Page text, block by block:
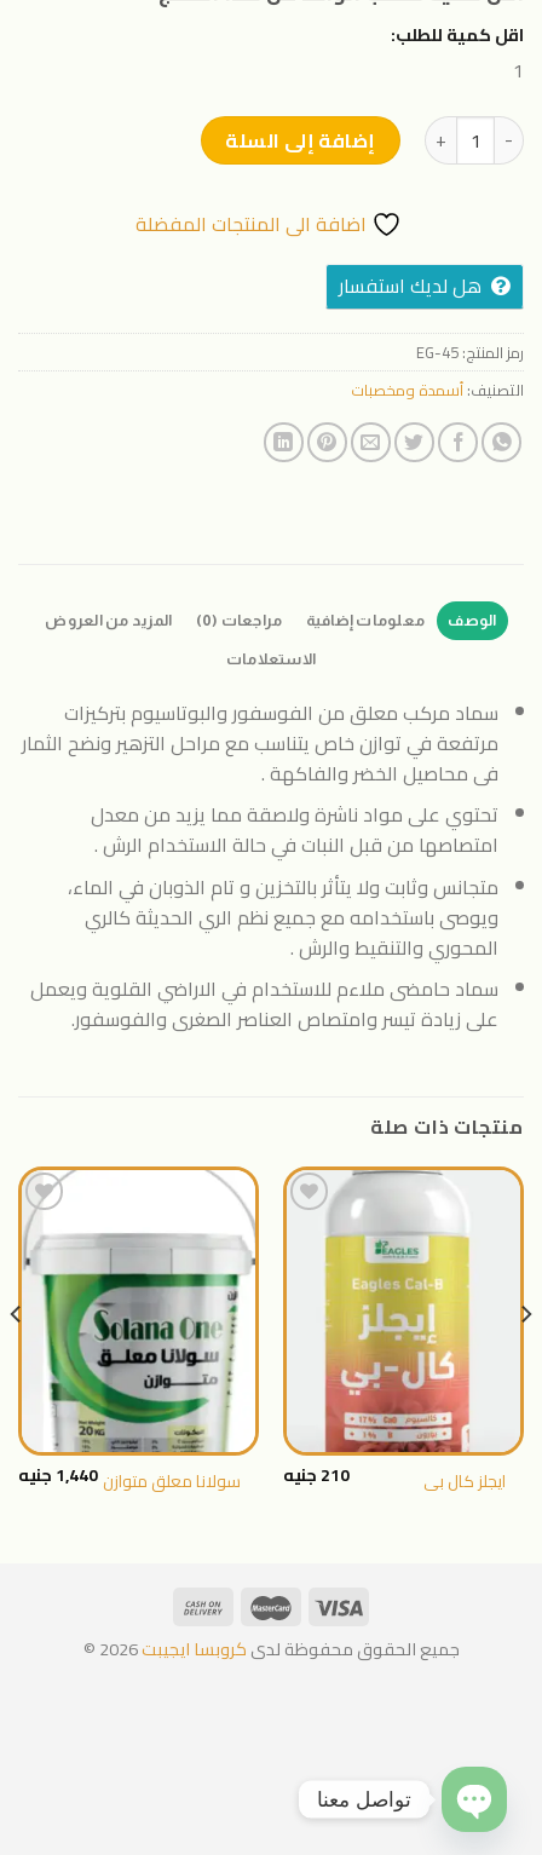
اقل كمية للطلب:
1
كمية سولانا معلق بكإضافة إلى السلة
اضافة الى المنتجات المفضلة
هل لديك استفسار
رمز المنتج:EG-45
التصنيف:أسمدة ومخصبات
الوصف معلومات إضافية مراجعات (0) المزيد من العروض
الاستعلامات
سماد مركب معلق من الفوسفور والبوتاسيوم بتركيزات
مرتفعة في توازن خاص يتناسب مع مراحل التزهير ونضح الثمار
فى محاصيل الخضر والفاكهة .
تحتوي على مواد ناشرة ولاصقة مما يزيد من معدل
امتصاصها من قبل النبات في حالة الاستخدام الرش .
متجانس وثابت ولا يتأثر بالتخزين و تام الذوبان في الماء،
ويوصى باستخدامه مع جميع نظم الري الحديثة كالري
المحوري والتنقيط والرش .
سماد حامضى ملاءم للاستخدام في الاراضي القلوية ويعمل
على زيادة تيسر وامتصاص العناصر الصغرى والفوسفور.
منتجات ذات صلة
ايجلز كال بى 210جنيه
اضافة
الى
المنتجات
المفضلة
سولانا معلق متوازن 1,440جنيه
جميع الحقوق محفوظة لدىكروبسا ايجيبت2026 ©
تواصل معنا